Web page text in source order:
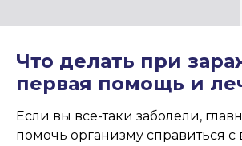
Что делать при
первая помощь и
Если вы все-таки заболели,
помочь организму справиться